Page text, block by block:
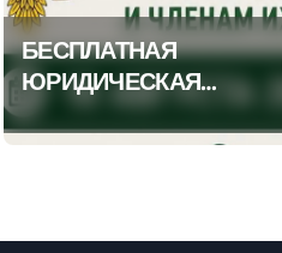
БЕСПЛАТНАЯ
ЮРИДИЧЕСКАЯ
ПОМОЩЬ
УЧАСТНИКАМ СВО И